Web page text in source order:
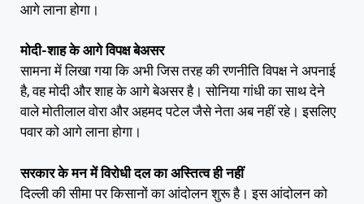
आगे लाना होगा।
मोदी-शाह के आगे विपक्ष बेअसर
सामना में लिखा गया कि अभी जिस तरह की रणनीति विपक्ष ने अपनाई
है, वह मोदी और शाह के आगे बेअसर है। सोनिया गांधी का साथ देने
वाले मोतीलाल वोरा और अहमद पटेल जैसे नेता अब नहीं रहे। इसलिए
पवार को आगे लाना होगा।
सरकार के मन में विरोधी दल का अस्तित्व ही नहीं
दिल्ली की सीमा पर किसानों का आंदोलन शुरू है। इस आंदोलन को